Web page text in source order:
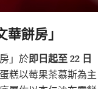
餅房」
」於即日起至 22 日
糕以莓果茶慕斯為主